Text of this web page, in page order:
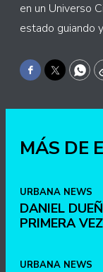
en un Universo
estado guiando
Facebook
Twitter
MÁS DE
URBANA NEWS
DANIEL
PRIMERA
URBANA NEWS